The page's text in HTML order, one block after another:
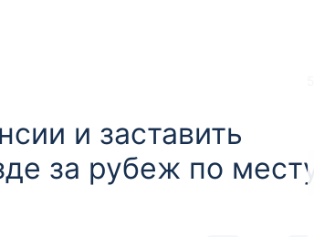
и заставить
за рубеж по месту